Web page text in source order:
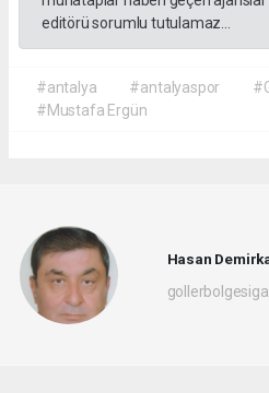
editörü sorumlu tutulamaz...
#antalya #antalyaspor
#Mustafa Ergün
Hasan